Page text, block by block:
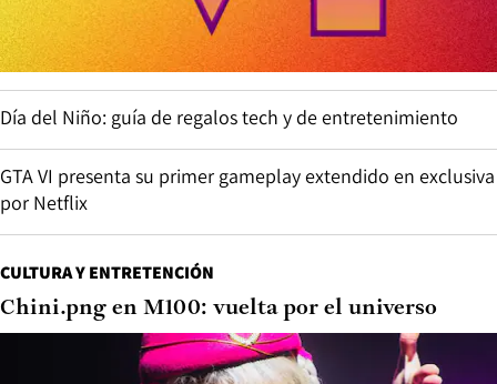
Día del Niño: guía de regalos tech y de entretenimiento
GTA VI presenta su primer gameplay extendido en exclusiva
por Netflix
CULTURA Y ENTRETENCIÓN
Chini.png en M100: vuelta por el universo